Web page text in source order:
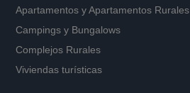
Apartamentos yApartamentos Rurales
Campings y Bungalows
Complejos Rurales
Viviendas turísticas